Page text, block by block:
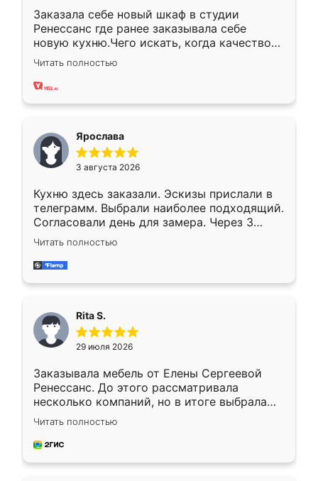
Заказала себе новый шкаф в студии
Ренессанс где ранее заказывала себе
новую кухню.Чего искать, когда качеством
вполне довольна. Служит кухня уже почти
два года, нареканий нет.
Читать полностью
Ярослава
3 августа 2026
Кухню здесь заказали. Эскизы прислали в
телеграмм. Выбрали наиболее подходящий.
Согласовали день для замера. Через 3
недели кухня была уже готова. Остались
довольны работой. Спасибо Ренессанс
мебель за качественную работу!
Читать полностью
Rita S.
29 июля 2026
Заказывала мебель от Елены Сергеевой
Ренессанс. До этого рассматривала
несколько компаний, но в итоге выбрала
эту. Сначала обговорили условия, потом
приехал замерщик, всё спокойно объяснил
и снял размеры. Изготовили в срок, с
Читать полностью